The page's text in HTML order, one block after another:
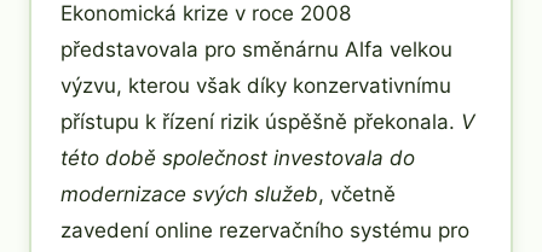
Ekonomická krize v roce 2008
představovala pro směnárnu Alfa velkou
výzvu, kterou však díky konzervativnímu
přístupu k řízení rizik úspěšně překonala. V
této době společnost investovala do
modernizace svých služeb, včetně
zavedení online rezervačního systému pro